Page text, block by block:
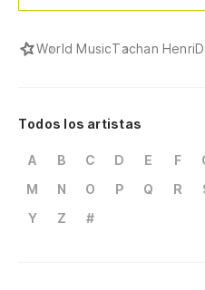
World MusicTachan Henri
Todos los artistas
A B C D E F
M
N O P Q R
Y
Z #